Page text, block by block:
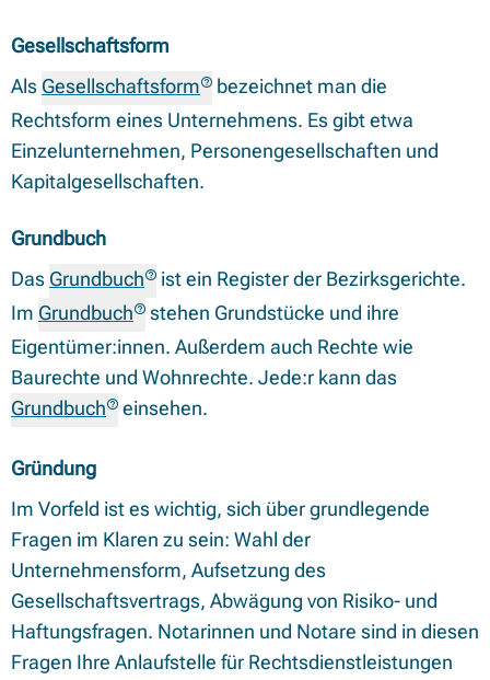
Gesellschaftsform
Als Gesellschaftsform
bezeichnet man die
Rechtsform eines Unternehmens. Es gibt etwa
Einzelunternehmen, Personengesellschaften und
Kapitalgesellschaften.
Grundbuch
Das Grundbuch
ist ein Register der Bezirksgerichte.
Im Grundbuch
stehen Grundstücke und ihre
Eigentümer:innen. Außerdem auch Rechte wie
Baurechte und Wohnrechte. Jede:r kann das
Grundbuch
einsehen.
Gründung
Im Vorfeld ist es wichtig, sich über grundlegende
Fragen im Klaren zu sein: Wahl der
Unternehmensform, Aufsetzung des
Gesellschaftsvertrags, Abwägung von Risiko- und
Haftungsfragen. Notarinnen und Notare sind in diesen
Fragen Ihre Anlaufstelle für Rechtsdienstleistungen